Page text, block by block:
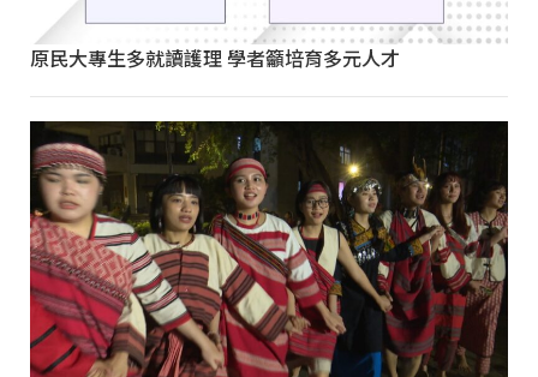
原民大專生多就讀護理 學者籲培育多元人才